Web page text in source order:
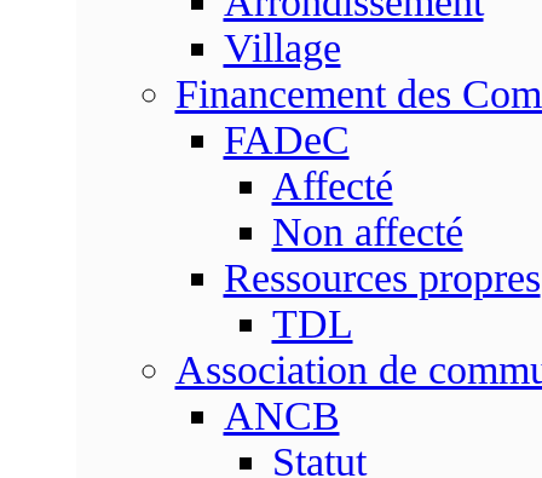
Village
Financement des
FADeC
Affecté
Non affecté
Ressources propres
TDL
Association de
ANCB
Statut